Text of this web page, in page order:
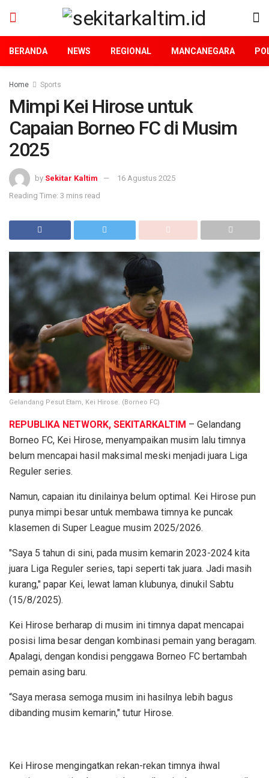
BERANDA NEWS REGIONAL MANCANEGARA
Home Sports
Mimpi Kei Hirose untuk
Capaian Borneo FC di Musim
2025
by Sekitar Kaltim
16 Agustus 2025
Reading Time: 3 mins read
Gelandang Pesut Etam, Kei Hirose. (Borneo FC)
REPUBLIKA NETWORK, SEKITARKALTIM – Gelandang
Borneo FC, Kei Hirose, menyampaikan musim lalu timnya
belum mencapai hasil maksimal meski menjadi juara Liga
Reguler series.
Namun, capaian itu dinilainya belum optimal. Kei Hirose pun
punya mimpi besar untuk membawa timnya ke puncak
klasemen di Super League musim 2025/2026.
"Saya 5 tahun di sini, pada musim kemarin 2023-2024 kita
juara Liga Reguler series, tapi seperti tak juara. Jadi masih
kurang," papar Kei, lewat laman klubunya, dinukil Sabtu
(15/8/2025).
Kei Hirose berharap di musim ini timnya dapat mencapai
posisi lima besar dengan kombinasi pemain yang beragam.
Apalagi, dengan kondisi penggawa Borneo FC bertambah
pemain asing baru.
“Saya merasa semoga musim ini hasilnya lebih bagus
dibanding musim kemarin," tutur Hirose.
Kei Hirose mengingatkan rekan-rekan timnya ihwal